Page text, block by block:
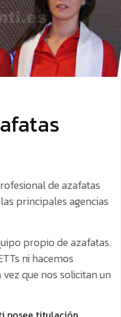
de azafatas
principales agencias
propio de azafatas.
ni hacemos
que nos solicitan un